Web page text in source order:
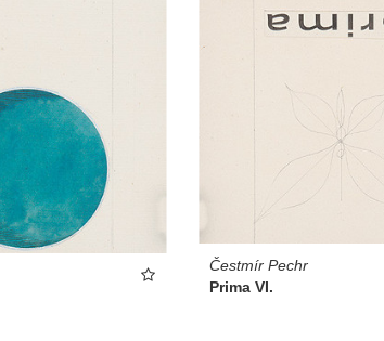
Čestmír Pechr
Prima VI.